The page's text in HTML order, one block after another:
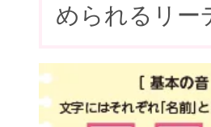
められるリー